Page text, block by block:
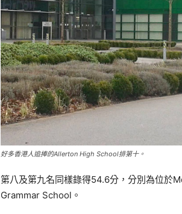
好多香港人追捧的Allerton High School排第十。
第八及第九名同樣錄得54.6分，分別為位
Grammar School。